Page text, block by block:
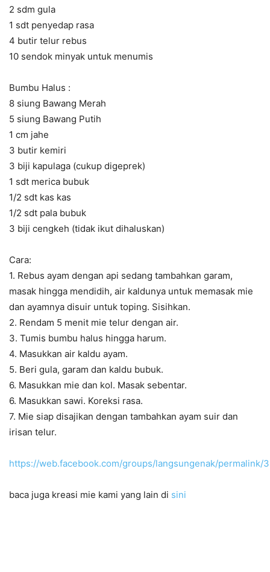
2 sdm gula
1 sdt penyedap rasa
4 butir telur rebus
10 sendok minyak untuk menumis
Bumbu Halus :
8 siung Bawang Merah
5 siung Bawang Putih
1 cm jahe
3 butir kemiri
3 biji kapulaga (cukup digeprek)
1 sdt merica bubuk
1/2 sdt kas kas
1/2 sdt pala bubuk
3 biji cengkeh (tidak ikut dihaluskan)
Cara:
1. Rebus ayam dengan api sedang tambahkan garam,
masak hingga mendidih, air kaldunya untuk memasak mie
dan ayamnya disuir untuk toping. Sisihkan.
2. Rendam 5 menit mie telur dengan air.
3. Tumis bumbu halus hingga harum.
4. Masukkan air kaldu ayam.
5. Beri gula, garam dan kaldu bubuk.
6. Masukkan mie dan kol. Masak sebentar.
6. Masukkan sawi. Koreksi rasa.
7. Mie siap disajikan dengan tambahkan ayam suir dan
irisan telur.
https://web.facebook.com/groups/langsungenak/permalink/
baca juga kreasi mie kami yang lain di sini